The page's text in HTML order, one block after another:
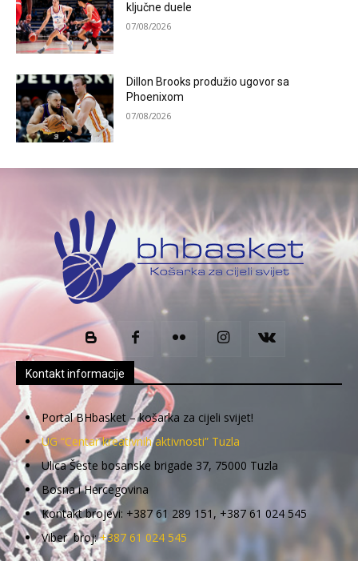
ključne duele
07/08/2026
Dillon Brooks produžio ugovor sa
Phoenixom
07/08/2026
Kontakt informacije
Portal BHbasket – košarka za cijeli svijet!
UG “Centar kreativnih aktivnosti” Tuzla
Ulica Šeste bosanske brigade 37, 75000 Tuzla
Bosna i Hercegovina
Kontakt brojevi: +387 61 289 151, +387 61 024 545
Viber broj:+387 61 024 545